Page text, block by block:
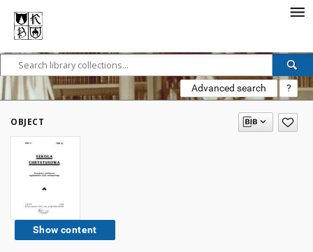
Advanced search ?
OBJECT
Show content